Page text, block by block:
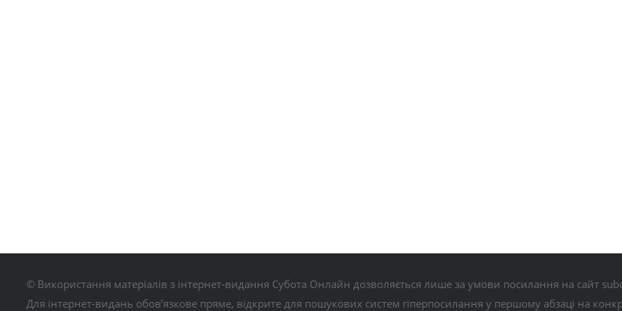
© Використання матеріалів з інтернет-видання Субота Онлайн дозволяється лише за умови посилання на сайт
Для інтернет-видань обов’язкове пряме, відкрите для пошукових систем гіперпосилання у першому абзаці на